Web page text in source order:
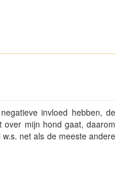
invloed hebben, de
mijn hond gaat, daarom
net als de meeste andere